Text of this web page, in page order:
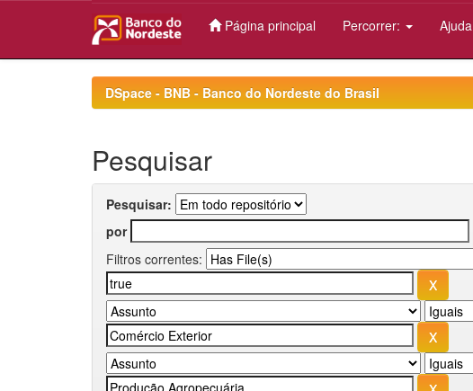
Página principal Percorrer: Ajuda
DSpace - BNB - Banco do Nordeste do Brasil
Pesquisar
Pesquisar:
por
Filtros correntes: